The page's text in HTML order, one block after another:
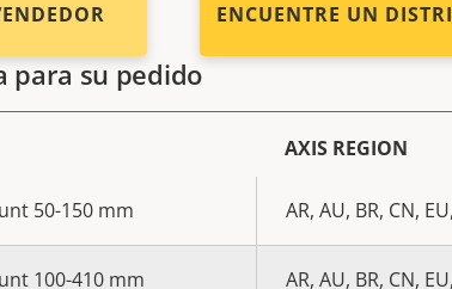
ENCUENTRE UN
para su pedido
AXIS REGION
50-150 mm AR, AU, BR, CN,
100-410 mm AR, AU, BR, CN,